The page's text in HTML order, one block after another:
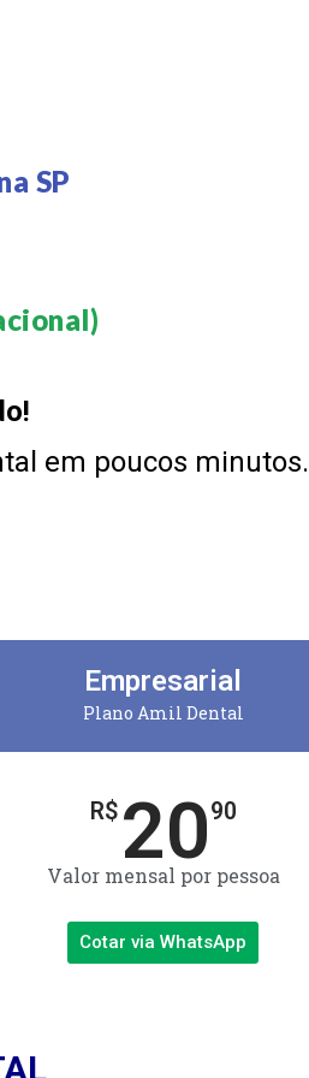
SP
em poucos minutos.
Empresarial
Plano Amil Dental
R$ 2090
Valor mensal por pessoa
Cotar via WhatsApp